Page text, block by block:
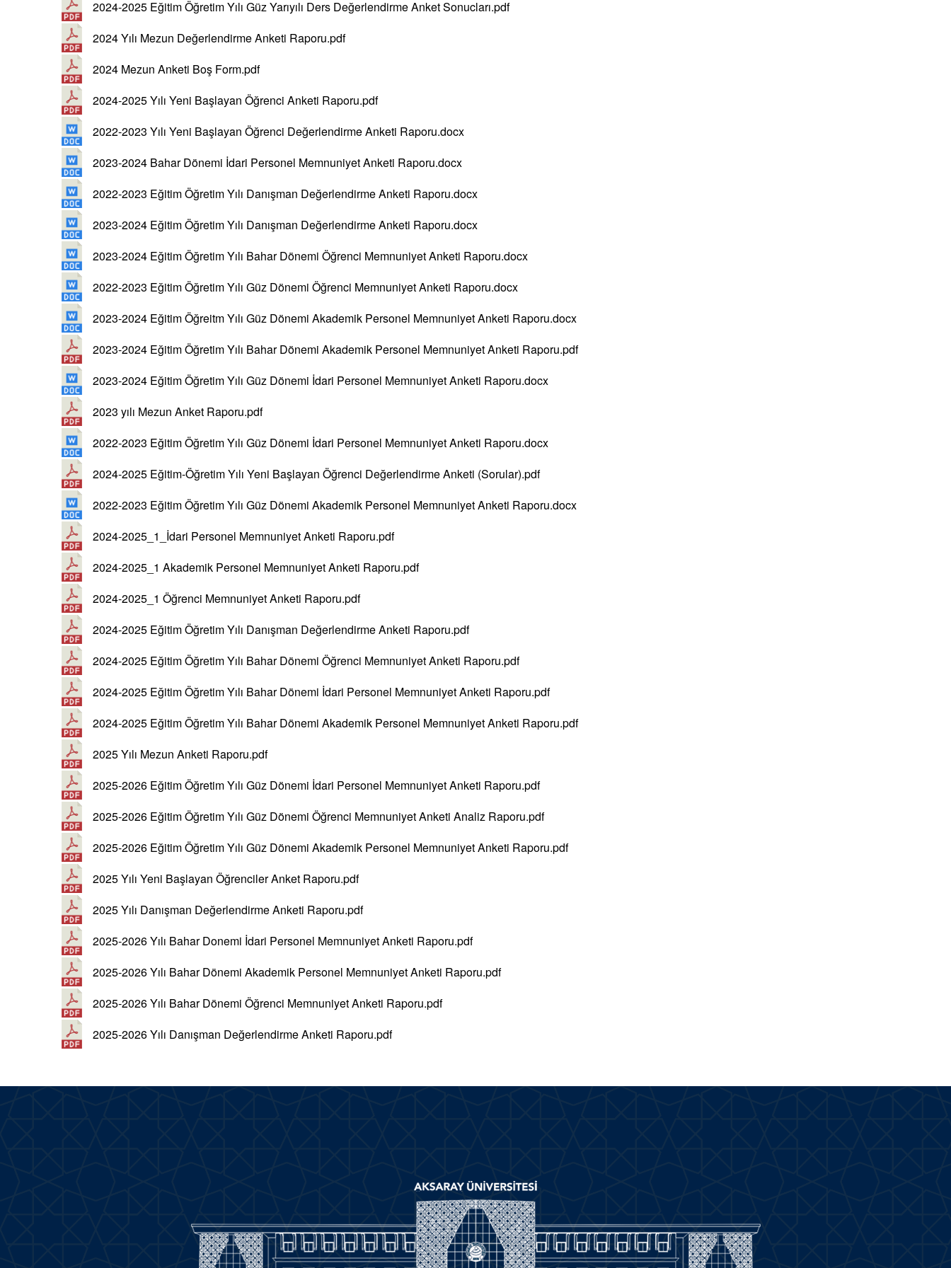
2024-2025 Eğitim Öğretim Yılı Güz Yarıyılı Ders Değerlendirme Anket Sonucları.pdf
2024 Yılı Mezun Değerlendirme Anketi Raporu.pdf
2024 Mezun Anketi Boş Form.pdf
2024-2025 Yılı Yeni Başlayan Öğrenci Anketi Raporu.pdf
2022-2023 Yılı Yeni Başlayan Öğrenci Değerlendirme Anketi Raporu.docx
2023-2024 Bahar Dönemi İdari Personel Memnuniyet Anketi Raporu.docx
2022-2023 Eğitim Öğretim Yılı Danışman Değerlendirme Anketi Raporu.docx
2023-2024 Eğitim Öğretim Yılı Danışman Değerlendirme Anketi Raporu.docx
2023-2024 Eğitim Öğretim Yılı Bahar Dönemi Öğrenci Memnuniyet Anketi Raporu.docx
2022-2023 Eğitim Öğretim Yılı Güz Dönemi Öğrenci Memnuniyet Anketi Raporu.docx
2023-2024 Eğitim Öğreitm Yılı Güz Dönemi Akademik Personel Memnuniyet Anketi Raporu.docx
2023-2024 Eğitim Öğretim Yılı Bahar Dönemi Akademik Personel Memnuniyet Anketi Raporu.pdf
2023-2024 Eğitim Öğretim Yılı Güz Dönemi İdari Personel Memnuniyet Anketi Raporu.docx
2023 yılı Mezun Anket Raporu.pdf
2022-2023 Eğitim Öğretim Yılı Güz Dönemi İdari Personel Memnuniyet Anketi Raporu.docx
2024-2025 Eğitim-Öğretim Yılı Yeni Başlayan Öğrenci Değerlendirme Anketi (Sorular).pdf
2022-2023 Eğitim Öğretim Yılı Güz Dönemi Akademik Personel Memnuniyet Anketi Raporu.docx
2024-2025_1_İdari Personel Memnuniyet Anketi Raporu.pdf
2024-2025_1 Akademik Personel Memnuniyet Anketi Raporu.pdf
2024-2025_1 Öğrenci Memnuniyet Anketi Raporu.pdf
2024-2025 Eğitim Öğretim Yılı Danışman Değerlendirme Anketi Raporu.pdf
2024-2025 Eğitim Öğretim Yılı Bahar Dönemi Öğrenci Memnuniyet Anketi Raporu.pdf
2024-2025 Eğitim Öğretim Yılı Bahar Dönemi İdari Personel Memnuniyet Anketi Raporu.pdf
2024-2025 Eğitim Öğretim Yılı Bahar Dönemi Akademik Personel Memnuniyet Anketi Raporu.pdf
2025 Yılı Mezun Anketi Raporu.pdf
2025-2026 Eğitim Öğretim Yılı Güz Dönemi İdari Personel Memnuniyet Anketi Raporu.pdf
2025-2026 Eğitim Öğretim Yılı Güz Dönemi Öğrenci Memnuniyet Anketi Analiz Raporu.pdf
2025-2026 Eğitim Öğretim Yılı Güz Dönemi Akademik Personel Memnuniyet Anketi Raporu.pdf
2025 Yılı Yeni Başlayan Öğrenciler Anket Raporu.pdf
2025 Yılı Danışman Değerlendirme Anketi Raporu.pdf
2025-2026 Yılı Bahar Donemi İdari Personel Memnuniyet Anketi Raporu.pdf
2025-2026 Yılı Bahar Dönemi Akademik Personel Memnuniyet Anketi Raporu.pdf
2025-2026 Yılı Bahar Dönemi Öğrenci Memnuniyet Anketi Raporu.pdf
2025-2026 Yılı Danışman Değerlendirme Anketi Raporu.pdf